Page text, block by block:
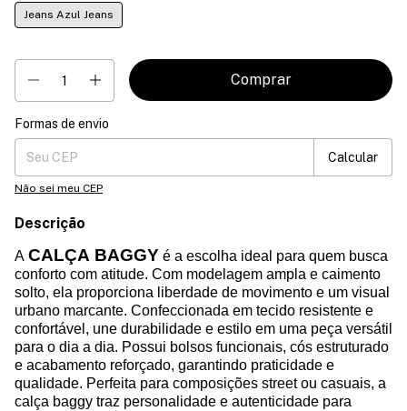
Jeans Azul Jeans
Entregas para o CEP:
Formas de envio
Calcular
Não sei meu CEP
Descrição
A CALÇA BAGGY é a escolha ideal para quem busca
conforto com atitude. Com modelagem ampla e caimento
solto, ela proporciona liberdade de movimento e um visual
urbano marcante. Confeccionada em tecido resistente e
confortável, une durabilidade e estilo em uma peça versátil
para o dia a dia. Possui bolsos funcionais, cós estruturado
e acabamento reforçado, garantindo praticidade e
qualidade. Perfeita para composições streetou casuais, a
calça baggy traz personalidade e autenticidade para